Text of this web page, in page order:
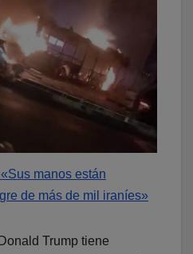
manos están
de más de mil iraníes»
Trump tiene